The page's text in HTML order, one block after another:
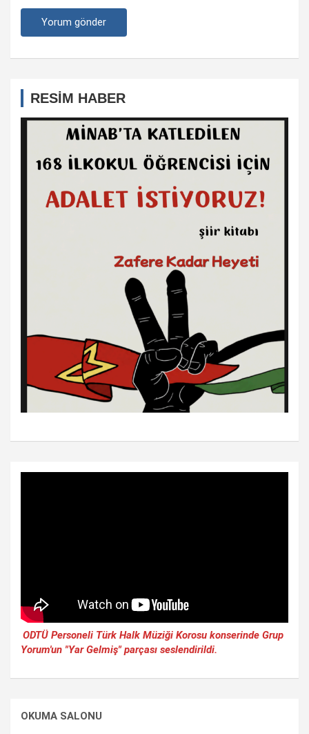
RESİM HABER
ODTÜ Personeli Türk Halk Müziği Korosu konserinde Grup
Yorum'un "Yar Gelmiş" parçası seslendirildi.
OKUMA SALONU